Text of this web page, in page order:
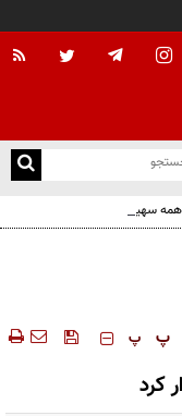
همه سهیم هستند
‍‍‍ پ پ
کرد